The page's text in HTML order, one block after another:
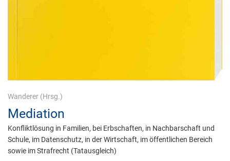
Wanderer (Hrsg.)
Mediation
Konfliktlösung in Familien, bei Erbschaften, in Nachbarschaft und
Schule, im Datenschutz, in der Wirtschaft, im öffentlichen Bereich
sowie im Strafrecht (Tatausgleich)